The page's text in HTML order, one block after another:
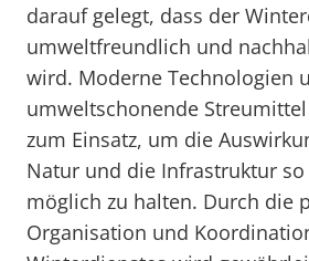
darauf gelegt, dass der
umweltfreundlich und
wird. Moderne Technologien
umweltschonende
zum Einsatz, um die
Natur und die Infrastruktur
möglich zu halten. Durch die
Organisation und